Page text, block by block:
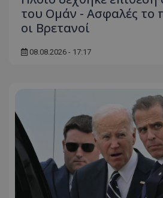
του Ομάν - Ασφαλές το
οι Βρετανοί
08.08.2026 - 17:17